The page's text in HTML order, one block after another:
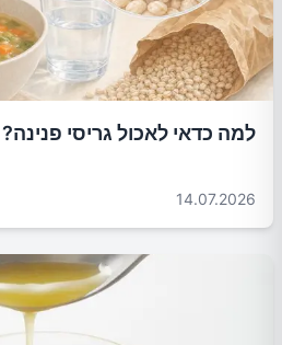
למה כדאי לאכול גריסי פנינה?
14.07.2026